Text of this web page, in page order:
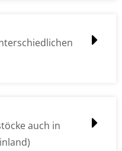
auch in